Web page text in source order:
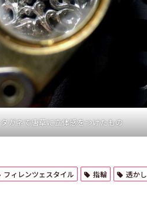
タガネで唐草に立体感をつけたもの
フィレンツェスタイル 指輪 透かし